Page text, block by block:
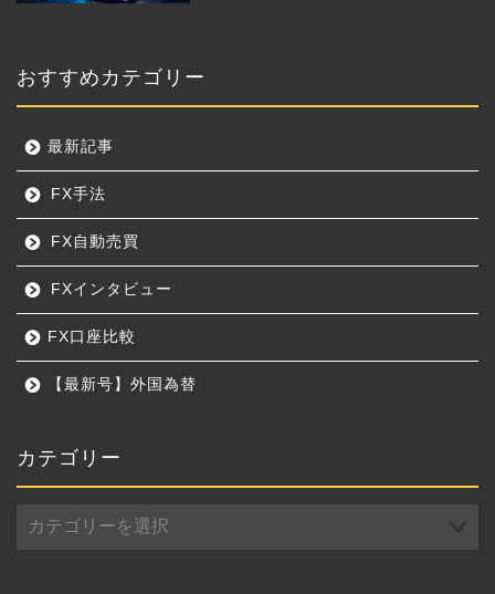
おすすめカテゴリー
最新記事
FX手法
FX自動売買
FXインタビュー
FX口座比較
【最新号】外国為替
カテゴリー
テ